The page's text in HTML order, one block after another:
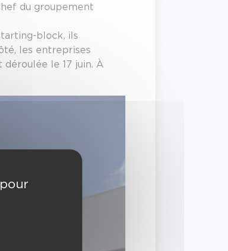
du groupement
block, ils
les entreprises
le 17 juin. À